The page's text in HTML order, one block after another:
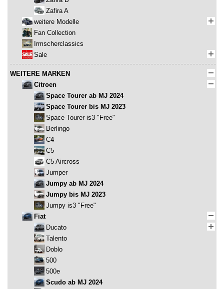
Zafira A
weitere Modelle
Fan Collection
Irmscherclassics
Sale
WEITERE MARKEN
Citroen
Space Tourer ab MJ 2024
Space Tourer bis MJ 2023
Space Tourer is3 "Free"
Berlingo
C4
C5
C5 Aircross
Jumper
Jumpy ab MJ 2024
Jumpy bis MJ 2023
Jumpy is3 "Free"
Fiat
Ducato
Talento
Doblo
500
500e
Scudo ab MJ 2024